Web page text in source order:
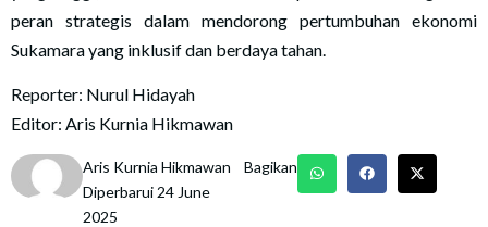
peran strategis dalam mendorong pertumbuhan ekonomi
Sukamara yang inklusif dan berdaya tahan.
Reporter: Nurul Hidayah
Editor: Aris Kurnia Hikmawan
Aris Kurnia Hikmawan
Diperbarui 24 June
2025
Bagikan